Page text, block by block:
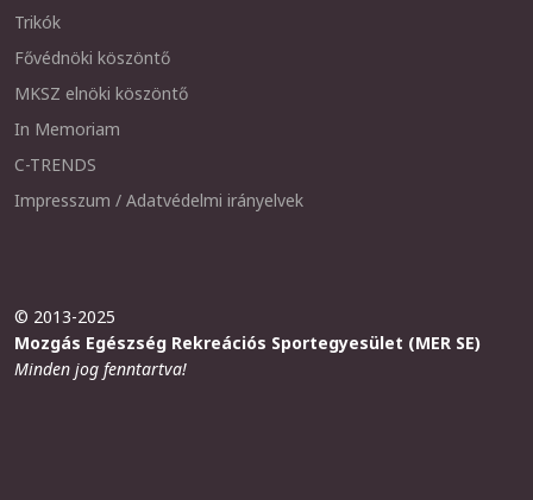
Trikók
Fővédnöki köszöntő
MKSZ elnöki köszöntő
In Memoriam
C-TRENDS
Impresszum / Adatvédelmi irányelvek
© 2013-2025
Mozgás Egészség Rekreációs Sportegyesület (MER SE)
Minden jog fenntartva!